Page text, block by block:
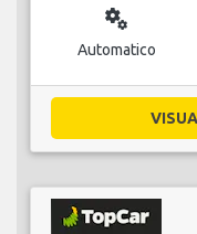
miscellaneous_services
Automatico